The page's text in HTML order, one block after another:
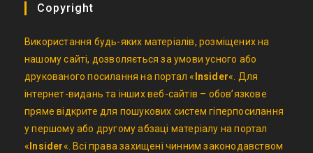
Copyright
Використання будь-яких матеріалів, розміщених на
нашому сайті, дозволяється за умови усного або
друкованого посилання на портал « Insider«. Для
інтернет-видань та інших веб-сайтів – обов’язкове
пряме відкрите для пошукових систем гіперпосилання
у першому або другому абзаці матеріалу на портал
« Insider«. Всі права захищені чинним законодавством